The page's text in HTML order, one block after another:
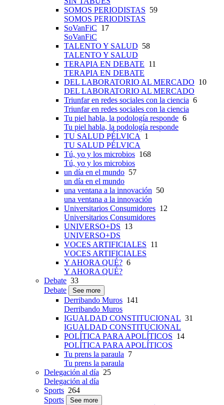
SOMOS PERIODISTAS 59
SOMOS PERIODISTAS
SoVanFiC 17
SoVanFiC
TALENTO Y SALUD 58
TALENTO Y SALUD
TERAPIA EN DEBATE 11
TERAPIA EN DEBATE
DEL LABORATORIO AL MERCADO 10
DEL LABORATORIO AL MERCADO
Triunfar en redes sociales con la ciencia 6
Triunfar en redes sociales con la ciencia
Tu piel habla, la podología responde 6
Tu piel habla, la podología responde
TU SALUD PÉLVICA
1
TU SALUD PÉLVICA
Tú, yo y los microbios 168
Tú, yo y los microbios
un día en el mundo 57
un día en el mundo
una ventana a la innovación 50
una ventana a la innovación
Universitarios Consumidores 12
Universitarios Consumidores
UNIVERSO+DS 13
UNIVERSO+DS
VOCES ARTIFICIALES 11
VOCES ARTIFICIALES
Y AHORA QUÉ? 6
Y AHORA QUÉ?
Debate 33
Debate
See more
Derribando Muros 141
Derribando Muros
IGUALDAD CONSTITUCIONAL 31
IGUALDAD CONSTITUCIONAL
POLÍTICA PARA APOLÍTICOS 14
POLÍTICA PARA APOLÍTICOS
Tu prens la paraula 7
Tu prens la paraula
Delegación al día 25
Delegación al día
Sports 264
Sports
See more